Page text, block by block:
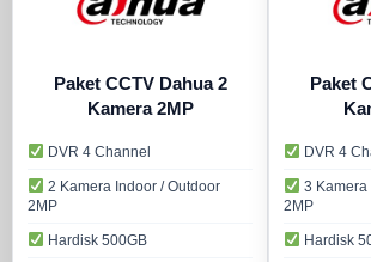
Paket CCTV Dahua 2
Kamera 2MP
DVR 4 Channel
2 Kamera Indoor / Outdoor
2MP
Hardisk 500GB
Paket
DVR 4
3 Kamera
2MP
Hardisk